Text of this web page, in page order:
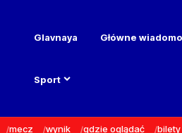
Glavnaya Główne
Sport
mecz wynik gdzie oglądać bilety